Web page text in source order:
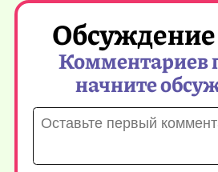
Обсуждение
Комментариев
начните